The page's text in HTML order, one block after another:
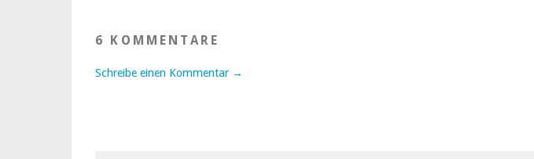
6 KOMMENTARE
Schreibe einen Kommentar →